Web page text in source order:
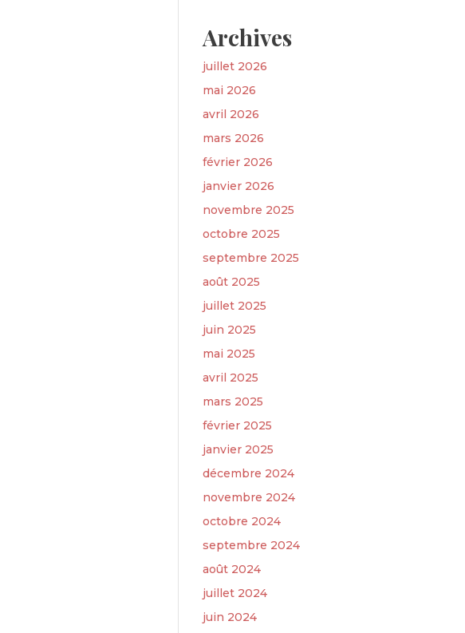
Archives
juillet 2026
mai 2026
avril 2026
mars 2026
février 2026
janvier 2026
novembre 2025
octobre 2025
septembre 2025
août 2025
juillet 2025
juin 2025
mai 2025
avril 2025
mars 2025
février 2025
janvier 2025
décembre 2024
novembre 2024
octobre 2024
septembre 2024
août 2024
juillet 2024
juin 2024